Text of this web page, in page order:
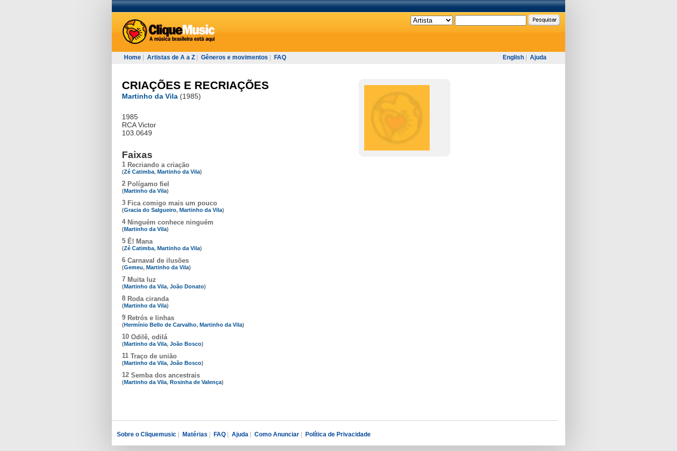
Home Artistas de A a Z Gêneros e movimentos FAQ English Ajuda
CRIAÇÕES E RECRIAÇÕES
Martinho da Vila (1985)
1985
RCA Victor
103.0649
Faixas
1 Recriando a criação
(Zé Catimba, Martinho da Vila)
2 Polígamo fiel
(Martinho da Vila)
3 Fica comigo mais um pouco
(Gracia do Salgueiro, Martinho da Vila)
4 Ninguém conhece ninguém
(Martinho da Vila)
5 Ê! Mana
(Zé Catimba, Martinho da Vila)
6 Carnaval de ilusões
(Gemeu, Martinho da Vila)
7 Muita luz
(Martinho da Vila, João Donato)
8 Roda ciranda
(Martinho da Vila)
9 Retrós e linhas
(Hermínio Bello de Carvalho, Martinho da Vila)
10 Odilê, odilá
(Martinho da Vila, João Bosco)
11 Traço de união
(Martinho da Vila, João Bosco)
12 Semba dos ancestrais
(Martinho da Vila, Rosinha de Valença)
Sobre o Cliquemusic Matérias FAQ Ajuda Como Anunciar Política de Privacidade